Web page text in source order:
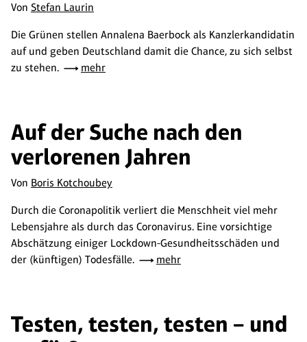
Von Stefan Laurin
Die Grünen stellen Annalena Baerbock als Kanzlerkandidatin
auf und geben Deutschland damit die Chance, zu sich selbst
zu stehen.
mehr
Auf der Suche nach den
verlorenen Jahren
Von Boris Kotchoubey
Durch die Coronapolitik verliert die Menschheit viel mehr
Lebensjahre als durch das Coronavirus. Eine vorsichtige
Abschätzung einiger Lockdown-Gesundheitsschäden und
der (künftigen) Todesfälle.
mehr
Testen, testen, testen – und